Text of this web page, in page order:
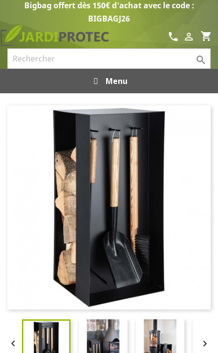
Bigbag offert dès 150€ d'achat avec le code :
BIGBAGJ26
shopping_cart

call

Menu
 